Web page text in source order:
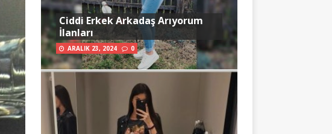
Ciddi Erkek Arkadaş Arıyorum
İlanları
ARALIK 23, 2024 0